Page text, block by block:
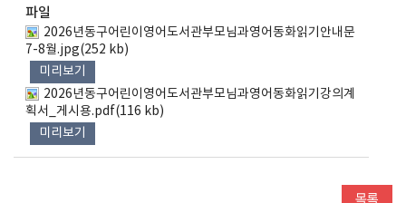
파일
2026년동구어린이영어도서관부모님과영어동화읽기안내문
7-8월.jpg(252 kb)
미리보기
2026년동구어린이영어도서관부모님과영어동화읽기강의계
획서_게시용.pdf(116 kb)
미리보기